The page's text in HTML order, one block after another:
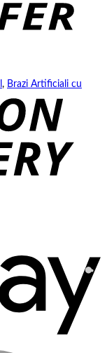
, Brazi Artificiali cu